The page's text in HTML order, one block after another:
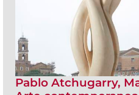
Pablo Atchugarry,